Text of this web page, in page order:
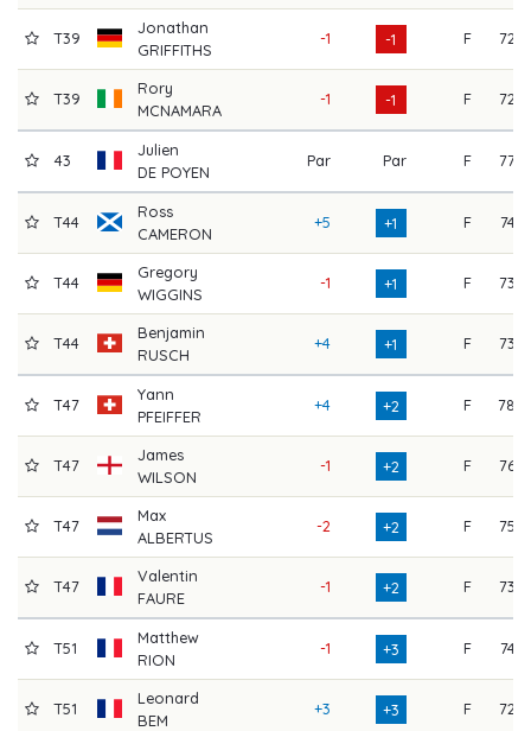
T39
Jonathan
GRIFFITHS
-1 -1 F 72
T39
Rory
MCNAMARA
-1 -1 F 72
43
Julien
DE POYEN
Par Par F 77
T44
Ross
CAMERON
+5 +1 F 74
T44
Gregory
WIGGINS
-1 +1 F 73
T44
Benjamin
RUSCH
+4 +1 F 73
T47
Yann
PFEIFFER
+4 +2 F 78
T47
James
WILSON
-1 +2 F 76
T47
Max
ALBERTUS
-2 +2 F 75
T47
Valentin
FAURE
-1 +2 F 73
T51
Matthew
RION
-1 +3 F 74
T51
Leonard
BEM
+3 +3 F 72